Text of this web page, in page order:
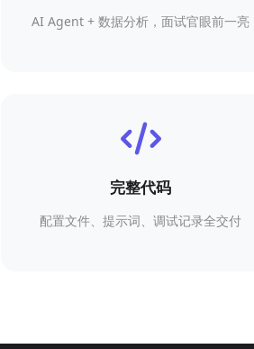
AI Agent + 数据分析，面试官眼前一亮
完整代码
配置文件、提示词、调试记录全交付